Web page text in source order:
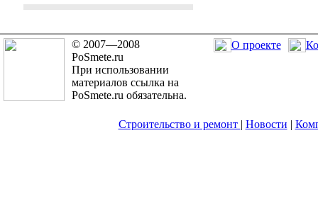
© 2007—2008
PoSmete.ru
При использовании
материалов ссылка на
PoSmete.ru обязательна.
О проекте
Строительство и ремонт | Новости |